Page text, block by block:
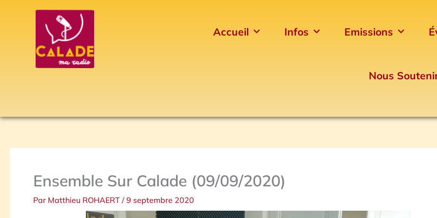
Accueil Infos Emissions
Nous
Ensemble Sur Calade (09/09/2020)
Par Matthieu ROHAERT / 9 septembre 2020